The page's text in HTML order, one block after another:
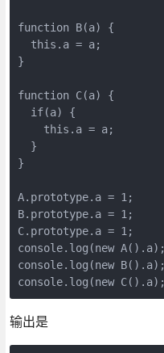
function B(a) {
  this.a = a;
}
function C(a) {
  if(a) {
    this.a = a;
  }
}
A.prototype.a = 1;
B.prototype.a = 1;
C.prototype.a = 1;
console.log(new A().a);
console.log(new B().a);
console.log(new C().a);
输出是